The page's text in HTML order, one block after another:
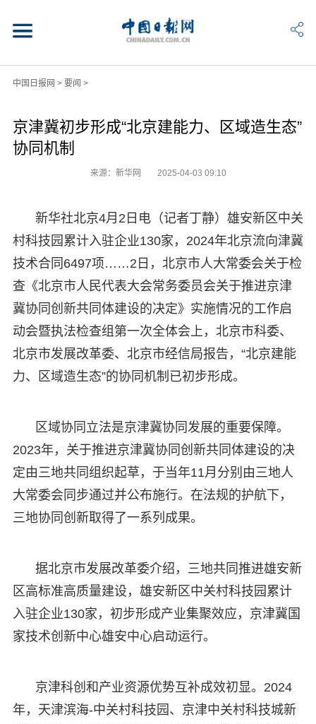
中国日报网 > 要闻 >
京津冀初步形成“北京建能力、区域造生态”
协同机制
来源：新华网 2025-04-03 09:10
新华社北京4月2日电（记者丁静）雄安新区中关
村科技园累计入驻企业130家，2024年北京流向津冀
技术合同6497项……2日，北京市人大常委会关于检
查《北京市人民代表大会常务委员会关于推进京津
冀协同创新共同体建设的决定》实施情况的工作启
动会暨执法检查组第一次全体会上，北京市科委、
北京市发展改革委、北京市经信局报告，“北京建能
力、区域造生态”的协同机制已初步形成。
区域协同立法是京津冀协同发展的重要保障。
2023年，关于推进京津冀协同创新共同体建设的决
定由三地共同组织起草，于当年11月分别由三地人
大常委会同步通过并公布施行。在法规的护航下，
三地协同创新取得了一系列成果。
据北京市发展改革委介绍，三地共同推进雄安新
区高标准高质量建设，雄安新区中关村科技园累计
入驻企业130家，初步形成产业集聚效应，京津冀国
家技术创新中心雄安中心启动运行。
京津科创和产业资源优势互补成效初显。2024
年，天津滨海-中关村科技园、京津中关村科技城新